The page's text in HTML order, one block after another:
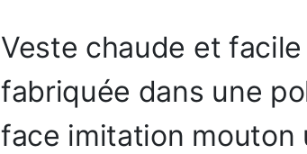
Veste chaude et
fabriquée dans une
face imitation mouton